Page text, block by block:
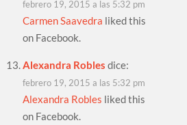
febrero 19, 2015 a las 5:32 pm
Carmen Saavedra liked this
on Facebook.
Alexandra Robles dice:
febrero 19, 2015 a las 5:32 pm
Alexandra Robles liked this
on Facebook.